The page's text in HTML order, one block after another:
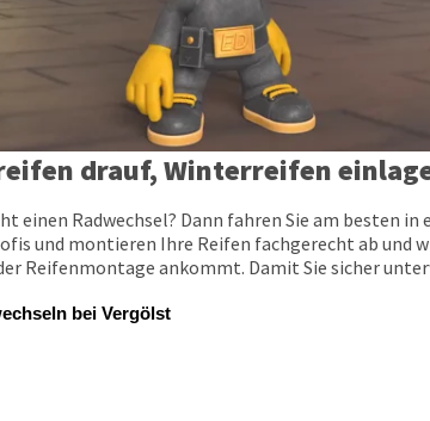
drauf, Winterreifen
einen Radwechsel? Dann fahren Sie am besten
und montieren Ihre Reifen fachgerecht ab und
Reifenmontage ankommt. Damit Sie sicher
bei Vergölst